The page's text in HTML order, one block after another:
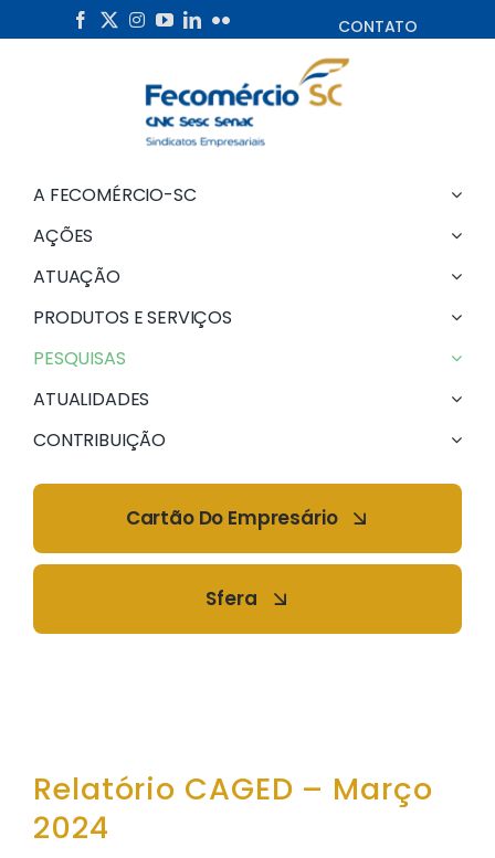
to
CONTATO
A FECOMÉRCIO-SC
AÇÕES
ATUAÇÃO
PRODUTOS E SERVIÇOS
PESQUISAS
ATUALIDADES
CONTRIBUIÇÃO
Cartão Do Empresário
Sfera
Relatório CAGED – Março
2024